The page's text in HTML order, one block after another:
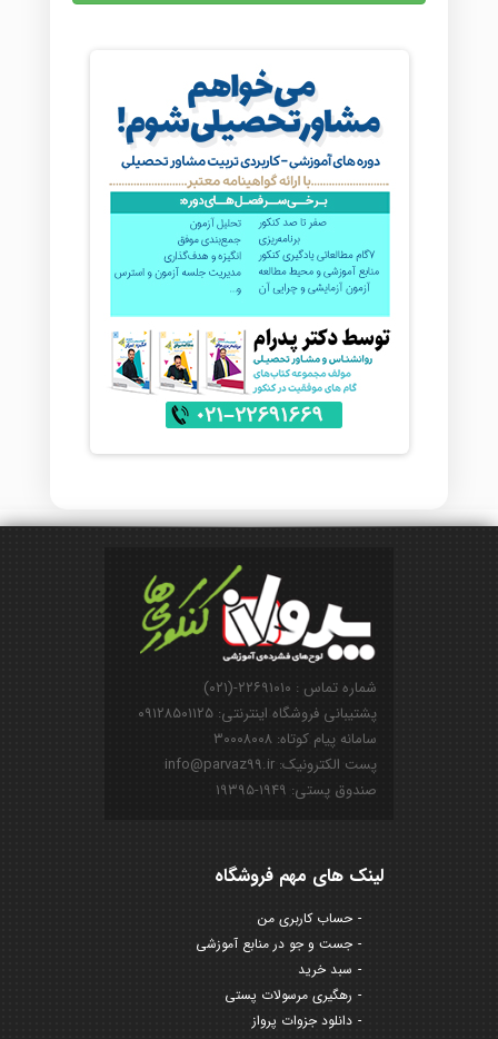
شماره تماس : ۲۲۶۹۱۰۱۰-(۰۲۱)
پشتیبانی فروشگاه اینترنتی: ۰۹۱۲۸۵۰۱۱۲۵
سامانه پیام کوتاه: ۳۰۰۰۸۰۰۸
پست الکترونیک: info@parvaz99.ir
صندوق پستی: ۱۹۴۹-۱۹۳۹۵
لینک های مهم فروشگاه
حساب کاربری من
جست و جو در منابع آموزشی
سبد خرید
رهگیری مرسولات پستی
دانلود جزوات پرواز